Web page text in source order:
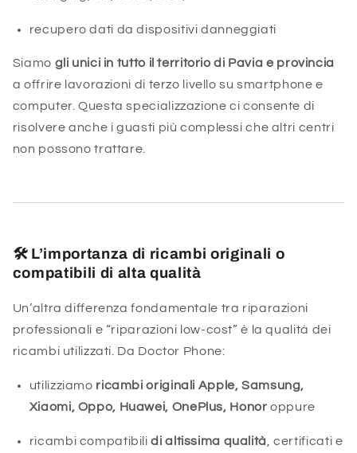
recupero dati da dispositivi danneggiati
Siamo gli unici in tutto il territorio di Pavia e provincia
a offrire lavorazioni di terzo livello su smartphone e
computer. Questa specializzazione ci consente di
risolvere anche i guasti più complessi che altri centri
non possono trattare.
🛠 L’importanza di ricambi originali o
compatibili di alta qualità
Un’altra differenza fondamentale tra riparazioni
professionali e “riparazioni low-cost” è la qualità dei
ricambi utilizzati. Da Doctor Phone:
utilizziamo ricambi originali Apple, Samsung,
Xiaomi, Oppo, Huawei, OnePlus, Honor oppure
ricambi compatibilidi altissima qualità , certificati e